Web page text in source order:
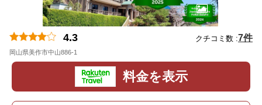
4.3 クチコミ数 :7件
岡山県美作市中山886-1
料金を表示